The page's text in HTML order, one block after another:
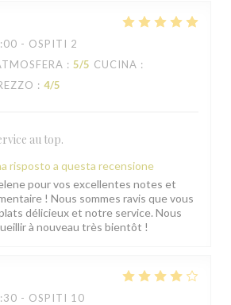
- OSPITI 2
: 5/5 CUCINA :
: 4/5
au top.
risposto a questa recensione
pour vos excellentes notes et
! Nous sommes ravis que vous
délicieux et notre service. Nous
à nouveau très bientôt !
- OSPITI 10